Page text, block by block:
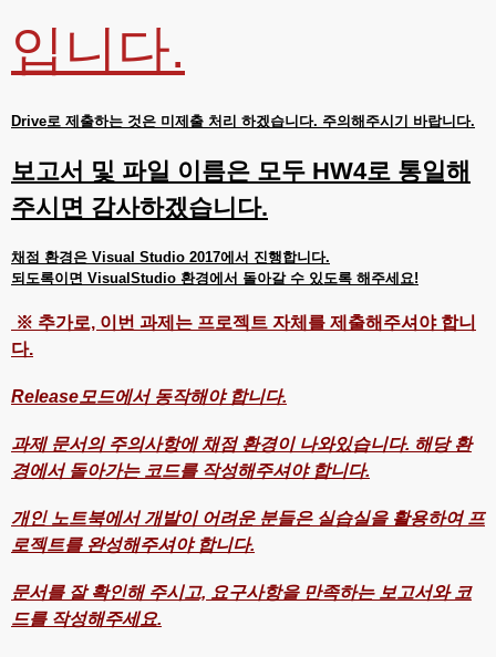
입니다.
Drive로 제출하는 것은 미제출 처리 하겠습니다. 주의해주시기 바랍니다.
보고서 및 파일 이름은 모두 HW4로 통일해
주시면 감사하겠습니다.
채점 환경은 Visual Studio 2017에서 진행합니다.
되도록이면 VisualStudio 환경에서 돌아갈 수 있도록 해주세요!
※ 추가로, 이번 과제는 프로젝트 자체를 제출해주셔야 합니
다.
Release모드에서 동작해야 합니다.
과제 문서의 주의사항에 채점 환경이 나와있습니다. 해당 환
경에서 돌아가는 코드를 작성해주셔야 합니다.
개인 노트북에서 개발이 어려운 분들은 실습실을 활용하여 프
로젝트를 완성해주셔야 합니다.
문서를 잘 확인해 주시고, 요구사항을 만족하는 보고서와 코
드를 작성해주세요.